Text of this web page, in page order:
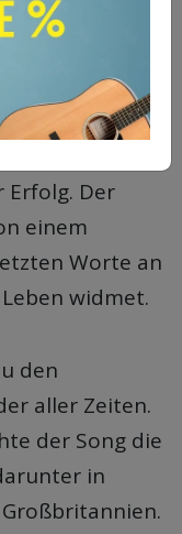
wurde
geschrieben,
Song nicht zu
Erfolg. Der
einem
Worte an
widmet.
den
aller Zeiten.
der Song die
in